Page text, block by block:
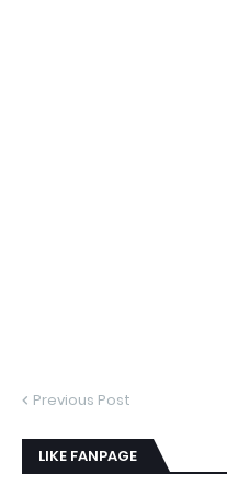
Previous Post
LIKE FANPAGE